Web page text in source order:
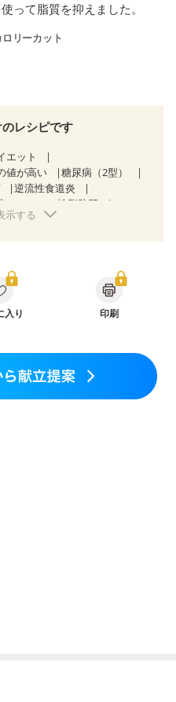
って脂質を抑えました。
ロリーカット
レシピです
エット
値が高い
糖尿病（2型）
逆流性食道炎
非アルコール性脂肪肝
腎症（第３期）
中の方
腸がん（放射線治療中）
加が気になる（初期）
マチ
乾癬
示する
入り 印刷